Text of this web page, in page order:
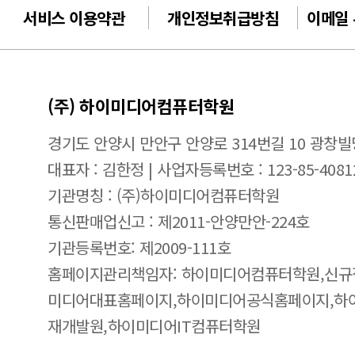
서비스 이용약관 개인정보취급방침 이메일
(주) 하이미디어컴퓨터학원
경기도 안양시 만안구 안양로 314번길 10 광창
대표자 : 김한정 | 사업자등록번호 : 123-85-
기관명칭 : (주)하이미디어컴퓨터학원
통신판매업신고 : 제2011-안양만안-224호
기관등록번호: 제2009-111호
홈페이지관리책임자: 하이미디어컴퓨터학원,신
미디어대표홈페이지,하이미디어공식홈페이지,
재개발원,하이미디어IT컴퓨터학원